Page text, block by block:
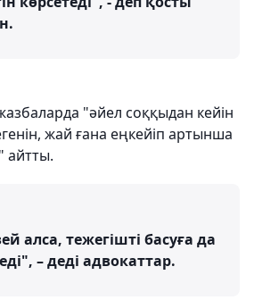
"әйел соққыдан кейін
жай ғана еңкейіп артынша
айтты.
алса, тежегішті басуға да
– деді адвокаттар.